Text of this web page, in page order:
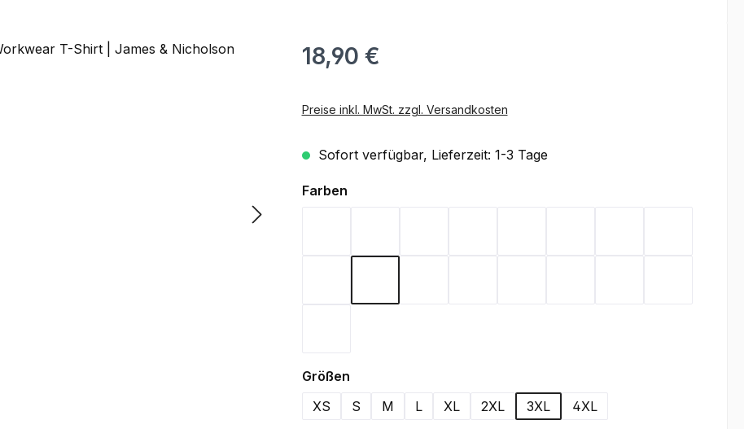
18,90 €
Preise inkl. MwSt. zzgl. Versandkosten
Sofort verfügbar, Lieferzeit: 1-3 Tage
Farbenauswählen
Größenauswählen
XS
S M L XL 2XL 3XL 4XL